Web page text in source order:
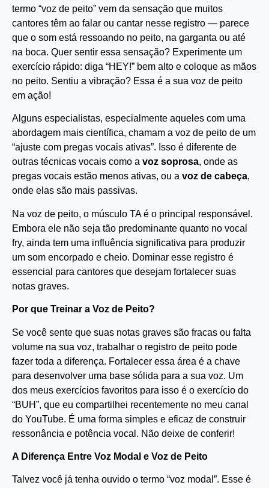
termo “voz de peito” vem da sensação que muitos
cantores têm ao falar ou cantar nesse registro — parece
que o som está ressoando no peito, na garganta ou até
na boca. Quer sentir essa sensação? Experimente um
exercício rápido: diga “HEY!” bem alto e coloque as mãos
no peito. Sentiu a vibração? Essa é a sua voz de peito
em ação!
Alguns especialistas, especialmente aqueles com uma
abordagem mais científica, chamam a voz de peito de um
“ajuste com pregas vocais ativas”. Isso é diferente de
outras técnicas vocais como a voz soprosa, onde as
pregas vocais estão menos ativas, ou a voz de cabeça,
onde elas são mais passivas.
Na voz de peito, o músculo TA é o principal responsável.
Embora ele não seja tão predominante quanto no vocal
fry, ainda tem uma influência significativa para produzir
um som encorpado e cheio. Dominar esse registro é
essencial para cantores que desejam fortalecer suas
notas graves.
Por que Treinar a Voz de Peito?
Se você sente que suas notas graves são fracas ou falta
volume na sua voz, trabalhar o registro de peito pode
fazer toda a diferença. Fortalecer essa área é a chave
para desenvolver uma base sólida para a sua voz. Um
dos meus exercícios favoritos para isso é o exercício do
“BUH”, que eu compartilhei recentemente no meu canal
do YouTube. É uma forma simples e eficaz de construir
ressonância e potência vocal. Não deixe de conferir!
A Diferença Entre Voz Modal e Voz de Peito
Talvez você já tenha ouvido o termo “voz modal”. Esse é